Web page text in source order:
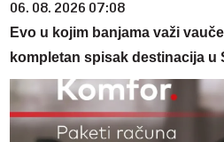
06. 08. 2026 07:08
Evo u kojim banjama važi
kompletan spisak destinacija u